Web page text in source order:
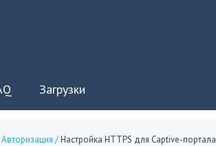
Загрузки
Авторизация /Настройка HTTPS для Captive-портала